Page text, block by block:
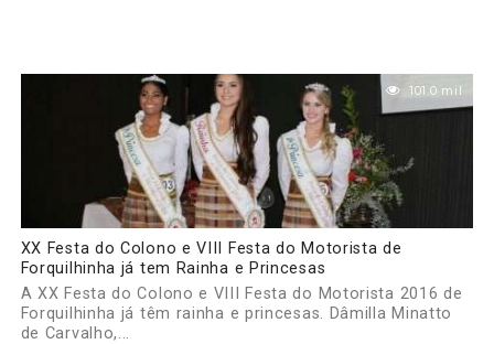
101.0 mil
XX Festa do Colono e VIII Festa do Motorista de
Forquilhinha já tem Rainha e Princesas
A XX Festa do Colono e VIII Festa do Motorista 2016 de
Forquilhinha já têm rainha e princesas. Dâmilla Minatto
de Carvalho,...